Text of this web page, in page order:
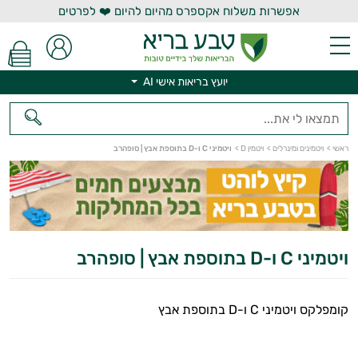
אפשרות משלוח אקספרס מהיום להיום ❤️ לפרטים
יועץ בריאות אישי AI
ראשי > ויטמינים ומינרלים > ויטמין D > ויטמיני C ו-D בתוספת אבץ | סופהרב
ויטמיני C ו-D בתוספת אבץ | סופהרב
קומפלקס ויטמיני C ו-D בתוספת אבץ
יועץ בריאות אישי AI